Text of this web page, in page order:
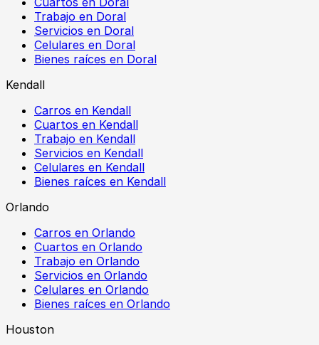
Trabajo en Doral
Servicios en Doral
Celulares en Doral
Bienes raíces en Doral
Kendall
Carros en Kendall
Cuartos en Kendall
Trabajo en Kendall
Servicios en Kendall
Celulares en Kendall
Bienes raíces en Kendall
Orlando
Carros en Orlando
Cuartos en Orlando
Trabajo en Orlando
Servicios en Orlando
Celulares en Orlando
Bienes raíces en Orlando
Houston